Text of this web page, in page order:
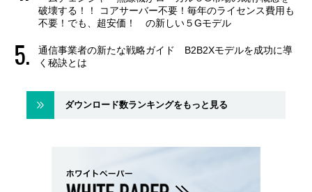
破壊する！！ コアサーバー不要！毎年のライセンス費用も
不要！でも、超安価！ の新しい５Gモデル
通信事業者の新たな戦略ガイド B2B2Xモデルを成功に導
く秘訣とは
ダウンロード数ランキングをもっと見る